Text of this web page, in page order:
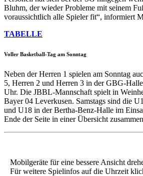
Bluhm, der wieder Probleme mit seinem
voraussichtlich alle Spieler fit“, informiert
TABELLE
Voller Basketball-Tag am Sonntag
Neben der Herren 1 spielen am Sonntag
5, Herren 2 und Herren 3 in der GBG-
Uhr. Die JBBL-Mannschaft spielt in
Bayer 04 Leverkusen. Samstags sind die
und U18 in der Bertha-Benz-Halle im
Ende der Seite in einer Übersicht
Mobilgeräte für eine bessere Ansicht
Für weitere Spielinfos auf die Uhrzeit